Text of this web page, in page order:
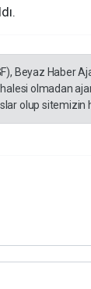
Beyaz Haber
olmadan
olup sitemizin